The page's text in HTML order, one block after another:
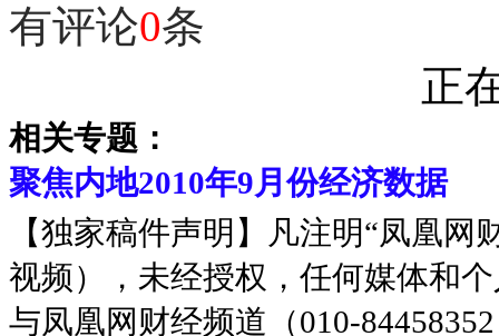
有评论0条
正
相关专题：
聚焦内地2010年9月份经济数据
【独家稿件声明】凡注明“凤凰
视频），未经授权，任何媒体和
与凤凰网财经频道（010-